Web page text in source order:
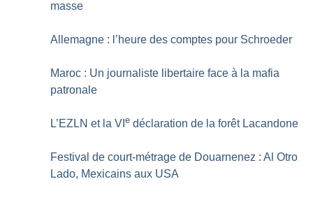
masse
Allemagne : l’heure des comptes pour Schroeder
Maroc : Un journaliste libertaire face à la mafia
patronale
L’EZLN et la VIe déclaration de la forêt Lacandone
Festival de court-métrage de Douarnenez : Al Otro
Lado, Mexicains aux USA